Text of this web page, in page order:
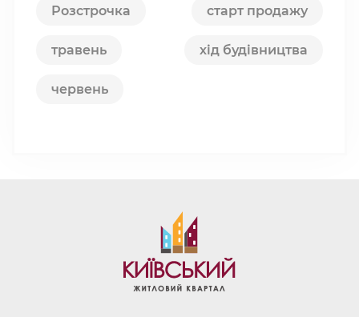
Розстрочка старт продажу
травень хід будівництва
червень